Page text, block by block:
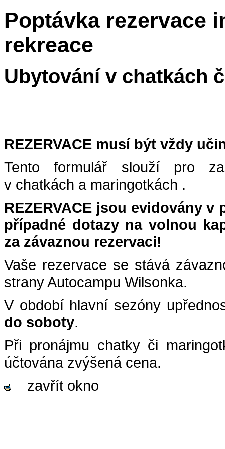
Poptávka rezervace
rekreace
Ubytování v chatkách
REZERVACE musí být vždy
Tento formulář slouží pro
v chatkách a maringotkách .
REZERVACE jsou evidovány
případné dotazy na volnou
za závaznou rezervaci!
Vaše rezervace se stává
strany Autocampu Wilsonka.
V období hlavní sezóny
do soboty.
Při pronájmu chatky či
účtována zvýšená cena.
zavřít okno